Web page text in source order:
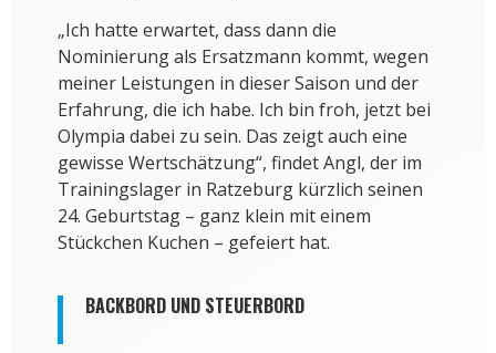
„Ich hatte erwartet, dass dann die
Nominierung als Ersatzmann kommt, wegen
meiner Leistungen in dieser Saison und der
Erfahrung, die ich habe. Ich bin froh, jetzt bei
Olympia dabei zu sein. Das zeigt auch eine
gewisse Wertschätzung“, findet Angl, der im
Trainingslager in Ratzeburg kürzlich seinen
24. Geburtstag – ganz klein mit einem
Stückchen Kuchen – gefeiert hat.
BACKBORD UND STEUERBORD